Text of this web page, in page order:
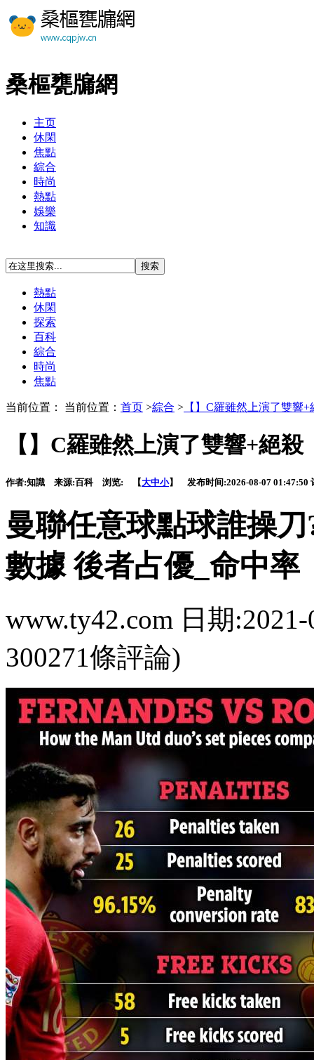
桑樞甕牖網
主页
休閑
焦點
綜合
時尚
熱點
娛樂
知識
熱點
休閑
探索
百科
綜合
時尚
焦點
当前位置： 当前位置： 首页 >綜合 > 【】C羅雖然上演了雙響+
【】C羅雖然上演了雙響+絕殺
作者:知識 来源:百科浏览: 【大中小】 发布时间:2026-08-07 01:47:50
曼聯任意球點球誰操
數據 後者占優_命中率
www.ty42.com 日期
300271條評論)